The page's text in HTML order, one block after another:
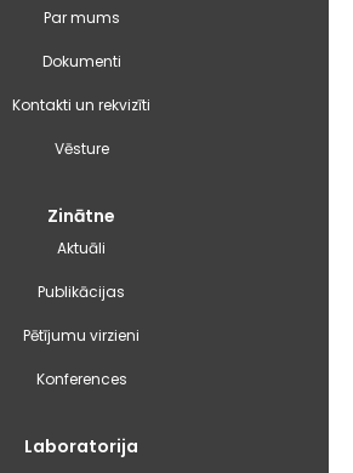
Par mums
Dokumenti
Kontakti un rekvizīti
Vēsture
Zinātne
Aktuāli
Publikācijas
Pētījumu virzieni
Konferences
Laboratorija